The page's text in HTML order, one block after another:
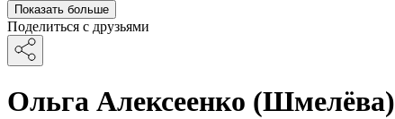
Показать больше
Поделиться с друзьями
Ольга Алексеенко (Шмелёва)